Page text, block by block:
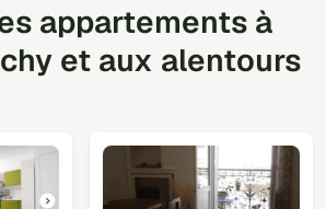
appartements à
et aux alentours